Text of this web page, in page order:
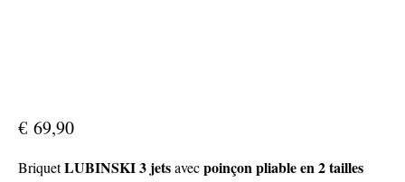
€ 69,90
BriquetLUBINSKI 3 jetsavecpoinçon pliable en 2 tailles